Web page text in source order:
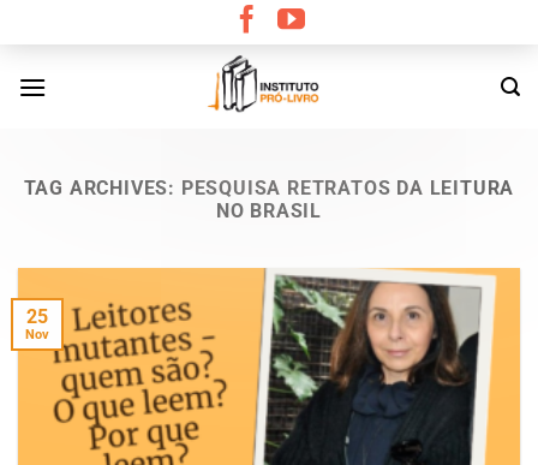
content
TAG ARCHIVES: PESQUISA RETRATOS DA LEITURA
NO BRASIL
25
Nov